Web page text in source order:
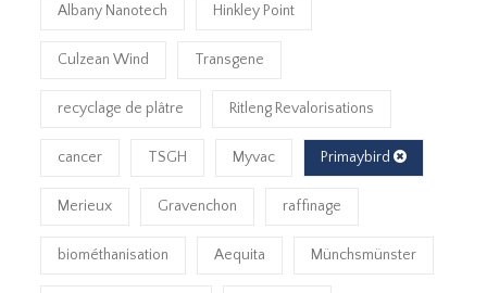
Albany Nanotech Hinkley Point
Culzean Wind Transgene
recyclage de plâtre Ritleng Revalorisations
cancer TSGH Myvac Primaybird
Merieux Gravenchon raffinage
biométhanisation Aequita Münchsmünster